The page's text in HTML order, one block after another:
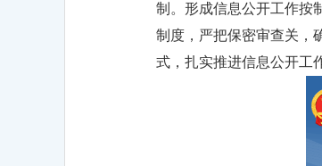
制。形成信息公开工作按
制度，严把保密审查关，
式，扎实推进信息公开工